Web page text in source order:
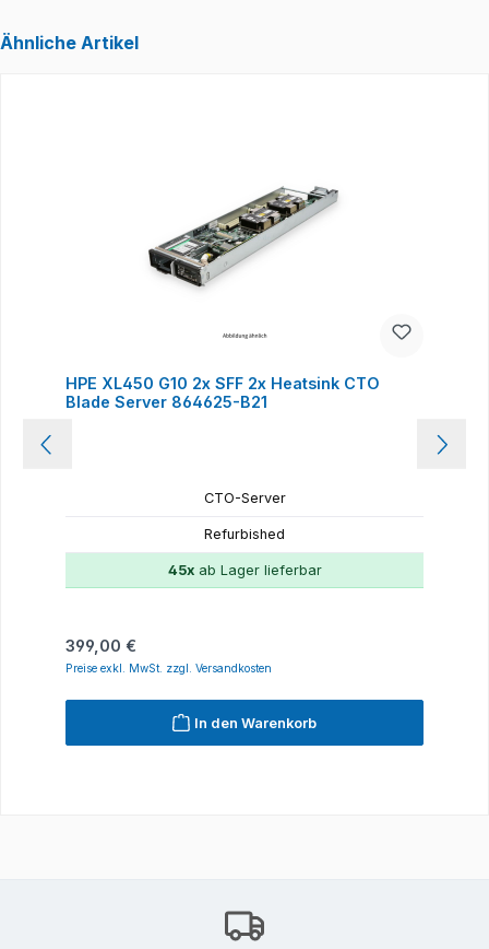
Ähnliche Artikel
HPE XL450 G10 2x SFF 2x Heatsink CTO
Blade Server 864625-B21
CTO-Server
Refurbished
45xab Lager lieferbar
Regulärer Preis:
399,00 €
Preise exkl. MwSt. zzgl. Versandkosten
In den Warenkorb